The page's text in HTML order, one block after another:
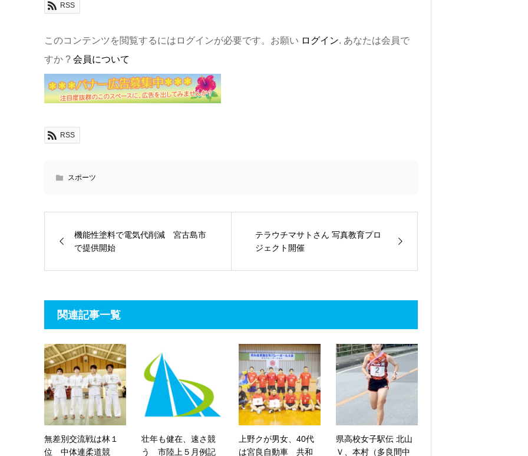
RSS
このコンテンツを閲覧するにはログインが必要です。お願い ログイン. あなたは会員で
すか ? 会員について
RSS
スポーツ
機能性塗料で電気代削減 宮古島市
で提供開始
テラウチマサトさん 写真教育プロ
ジェクト開催
関連記事一覧
無差別交流戦は林１
位 中体連柔道競
壮年も健在、速さ競
う 市陸上５月例記
上野クが男女、40代
は宮良自動車 共和
県高校女子駅伝 北山
Ｖ、本村（多良間中